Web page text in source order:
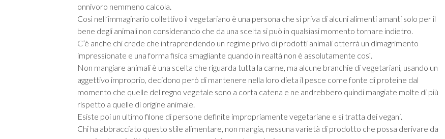
onnivoro nemmeno calcola.
Così nell’immaginario collettivo il vegetariano è una persona che si priva di alcuni alimenti amanti solo per il
bene degli animali non considerando che da una scelta si può in qualsiasi momento tornare indietro.
C’è anche chi crede che intraprendendo un regime privo di prodotti animali otterrà un dimagrimento
impressionate e una forma fisica smagliante quando in realtà non è assolutamente così.
Non mangiare animali è una scelta che riguarda tutta la carne, ma alcune branchie di vegetariani, usando un
aggettivo improprio, decidono però di mantenere nella loro dieta il pesce come fonte di proteine dal
momento che quelle del regno vegetale sono a corta catena e ne andrebbero quindi mangiate molte di più
rispetto a quelle di origine animale.
Esiste poi un ultimo filone di persone definite impropriamente vegetariane e si tratta dei vegani.
Chi ha abbracciato questo stile alimentare, non mangia, nessuna varietà di prodotto che possa derivare da